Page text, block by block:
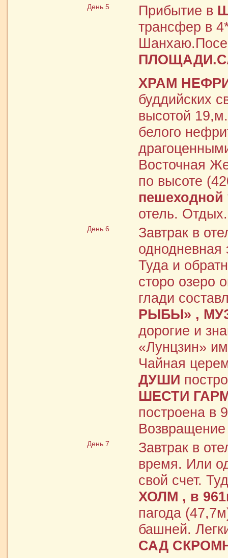
День 5 Прибытие в
трансфер в
ХРАМ
буддийских
высотой
белого
Восточная
по высоте
пешеходной
отель.
День 6
Завтрак в
однодневная
Туда и
сторо озеро
глади
РЫБЫ» ,
дорогие и
«Лунцзин»
Чайная
ДУШИ
ШЕСТИ
построена в
День 7
Завтрак в
время. Или
свой счет.
ХОЛМ , в
пагода
башней.
САД